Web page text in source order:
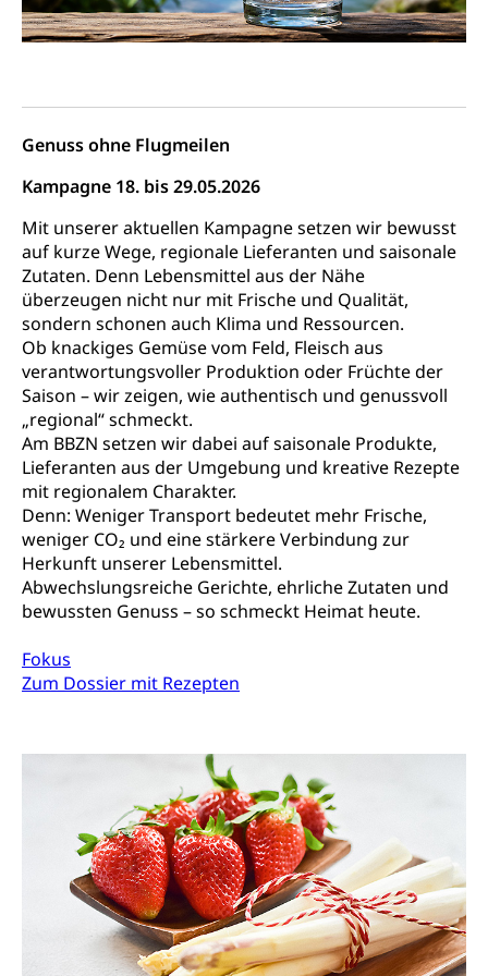
Genuss ohne Flugmeilen
Kampagne 18. bis 29.05.2026
Mit unserer aktuellen Kampagne setzen wir bewusst
auf kurze Wege, regionale Lieferanten und saisonale
Zutaten. Denn Lebensmittel aus der Nähe
überzeugen nicht nur mit Frische und Qualität,
sondern schonen auch Klima und Ressourcen.
Ob knackiges Gemüse vom Feld, Fleisch aus
verantwortungsvoller Produktion oder Früchte der
Saison – wir zeigen, wie authentisch und genussvoll
„regional“ schmeckt.
Am BBZN setzen wir dabei auf saisonale Produkte,
Lieferanten aus der Umgebung und kreative Rezepte
mit regionalem Charakter.
Denn: Weniger Transport bedeutet mehr Frische,
weniger CO₂ und eine stärkere Verbindung zur
Herkunft unserer Lebensmittel.
Abwechslungsreiche Gerichte, ehrliche Zutaten und
bewussten Genuss – so schmeckt Heimat heute.
Fokus
Zum Dossier mit Rezepten
Grundbuchplan mit Eigentümerabfrage
(Geoportal)
Luftreinhaltung, Luftverschmutzung, Klimaschutz,
Klimaveränderung, Treibhauseffekt
Raum und Wirtschaft rawi